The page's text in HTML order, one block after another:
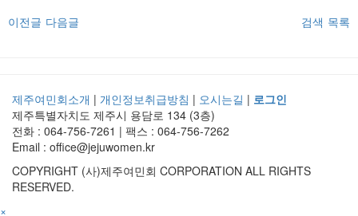
이전글 다음글 검색 목록
제주여민회소개 | 개인정보취급방침 | 오시는길 | 로그인
제주특별자치도 제주시 용담로 134 (3층)
전화 : 064-756-7261 | 팩스 : 064-756-7262
Email : office@jejuwomen.kr
COPYRIGHT (사)제주여민회 CORPORATION ALL RIGHTS
RESERVED.
×